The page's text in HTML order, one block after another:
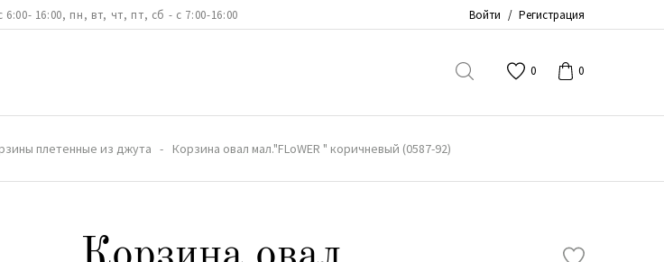
16:00, пн, вт, чт, пт, сб - с 7:00-16:00 Войти / Регистрация
0 0
плетенные из джута Корзина овал мал."FLoWER " коричневый (0587-92)